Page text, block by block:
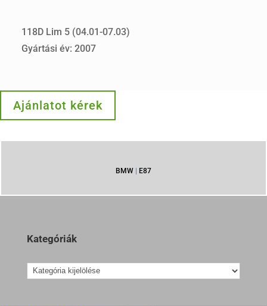
118D Lim 5 (04.01-07.03)
Gyártási év: 2007
Ajánlatot kérek
BMW | E87
Kategóriák
Kategóriák